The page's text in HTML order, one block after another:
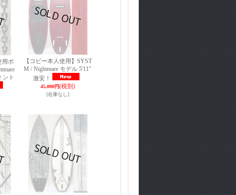
用ボ
ント
【コビー本人使用】SYST
M / Nightmare モデル 5'11"
激安！
45,000円(税別)
[在庫なし]